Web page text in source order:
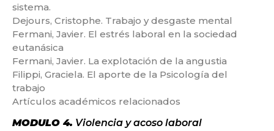
sistema.
Dejours, Cristophe. Trabajo y desgaste mental
Fermani, Javier. El estrés laboral en la sociedad
eutanásica
Fermani, Javier. La explotación de la angustia
Filippi, Graciela. El aporte de la Psicología del
trabajo
Artículos académicos relacionados
MODULO 4. Violencia y acoso laboral